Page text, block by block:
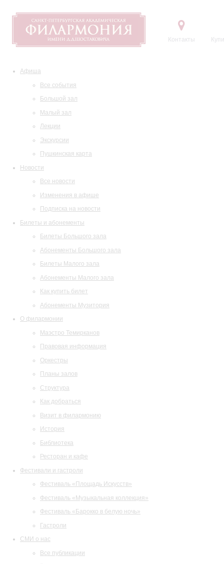
Контакты
Афиша
Все события
Большой зал
Малый зал
Лекции
Экскурсии
Пушкинская карта
Новости
Все новости
Изменения в афише
Подписка на новости
Билеты и абонементы
Билеты Большого зала
Абонементы Большого зала
Билеты Малого зала
Абонементы Малого зала
Как купить билет
Абонементы Музитория
О филармонии
Маэстро Темирканов
Правовая информация
Оркестры
Планы залов
Структура
Как добраться
Визит в филармонию
История
Библиотека
Ресторан и кафе
Фестивали и гастроли
Фестиваль «Площадь Искусств»
Фестиваль «Музыкальная коллекция»
Фестиваль «Барокко в белую ночь»
Гастроли
СМИ о нас
Все публикации